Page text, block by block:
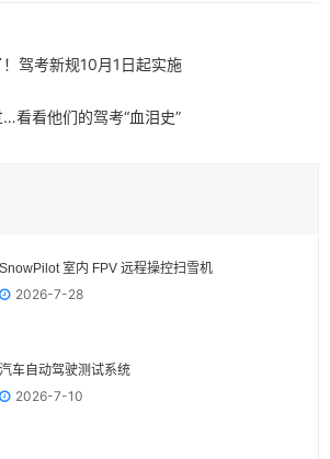
驾考新规10月1日起实施
看看他们的驾考“血泪史”
SnowPilot 室内 FPV 远程操控扫雪机
2026-7-28
汽车自动驾驶测试系统
2026-7-10